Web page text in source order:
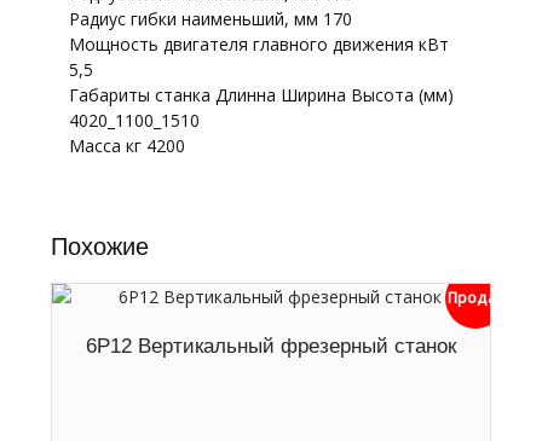
Радиус гибки наименьший, мм 170
Мощность двигателя главного движения кВт
5,5
Габариты станка Длинна Ширина Высота (мм)
4020_1100_1510
Масса кг 4200
Похожие
Продан
6Р12 Вертикальный фрезерный станок